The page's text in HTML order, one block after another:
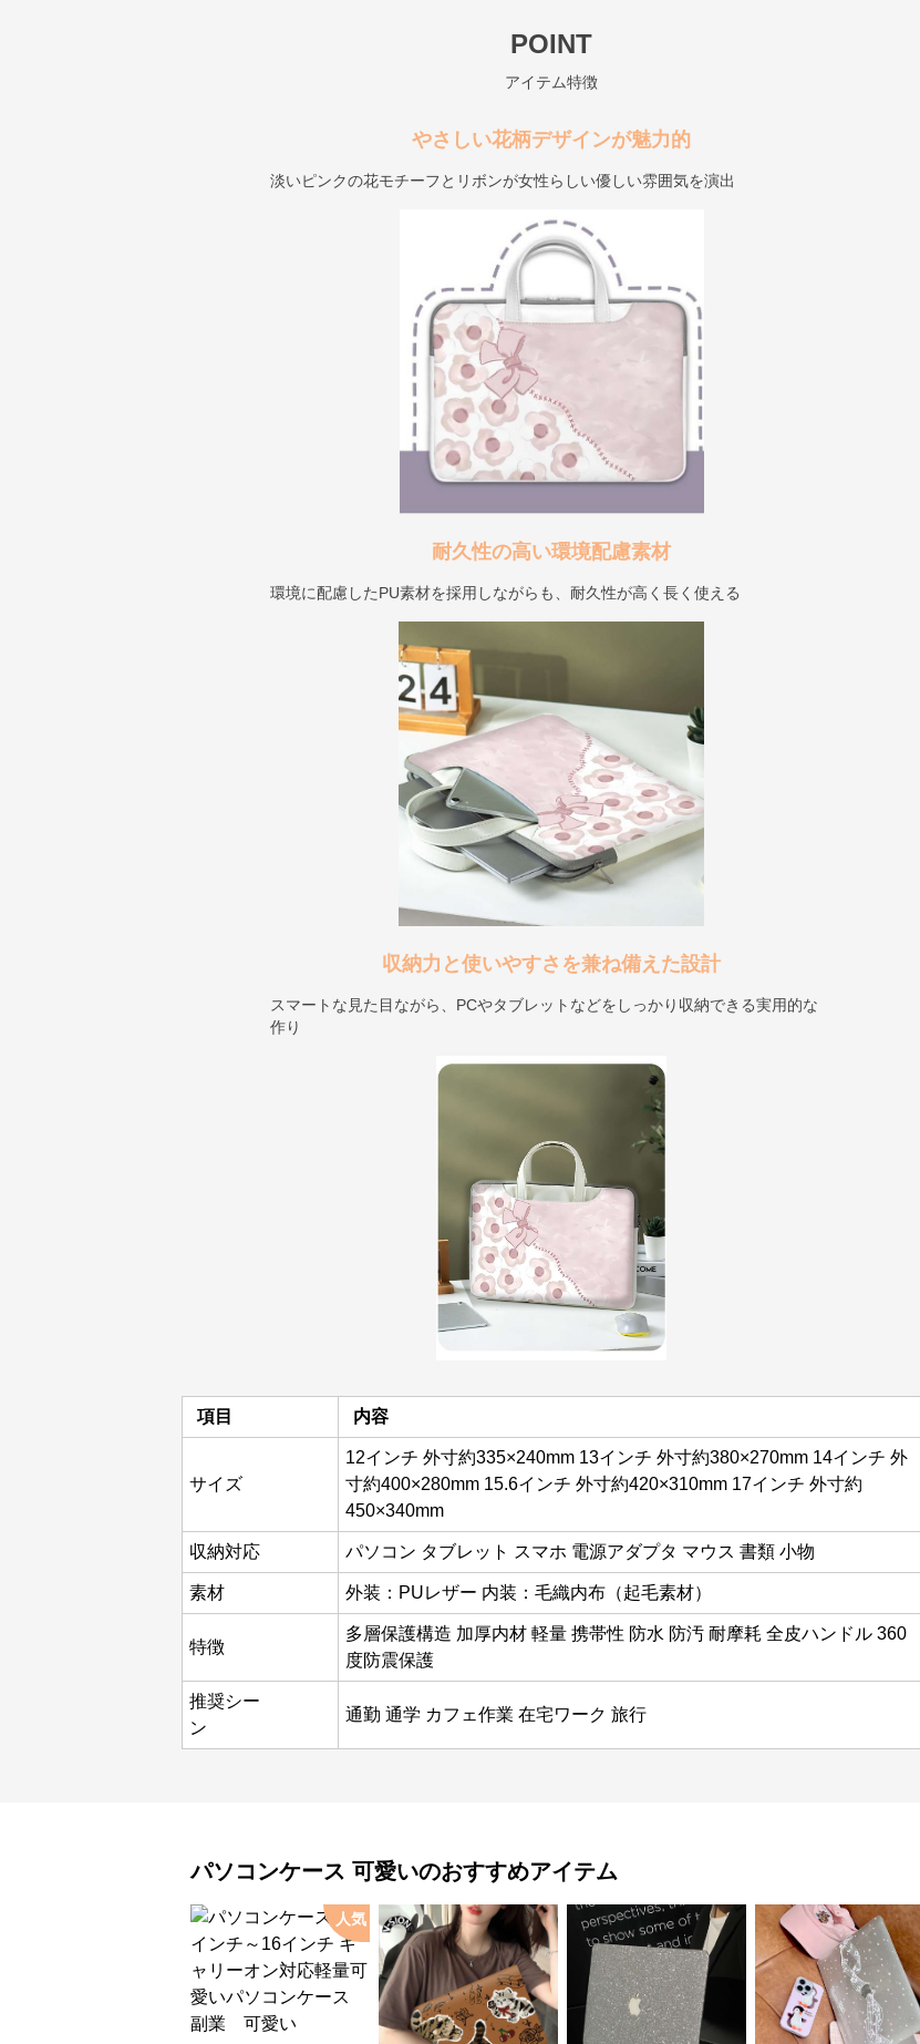
POINT
アイテム特徴
やさしい花柄デザインが魅力的
淡いピンクの花モチーフとリボンが女性らしい優しい雰囲気を演出
耐久性の高い環境配慮素材
環境に配慮したPU素材を採用しながらも、耐久性が高く長く使える
収納力と使いやすさを兼ね備えた設計
スマートな見た目ながら、PCやタブレットなどをしっかり収納できる実用的な
作り
項目 内容
サイズ
12インチ 外寸約335×240mm 13インチ 外寸約380×270mm 14インチ 外
寸約400×280mm 15.6インチ 外寸約420×310mm 17インチ 外寸約
450×340mm
収納対応 パソコン タブレット スマホ 電源アダプタ マウス 書類 小物
素材 外装：PUレザー 内装：毛織内布（起毛素材）
特徴
多層保護構造 加厚内材 軽量 携帯性 防水 防汚 耐摩耗 全皮ハンドル 360
度防震保護
推奨シー
ン
通勤 通学 カフェ作業 在宅ワーク 旅行
パソコンケース 可愛いのおすすめアイテム
人気